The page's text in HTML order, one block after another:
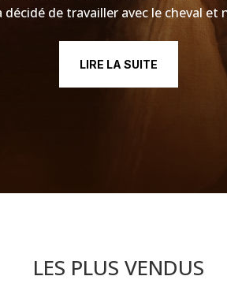
décidé de travailler avec le cheval et
LIRE LA SUITE
LES PLUS VENDUS